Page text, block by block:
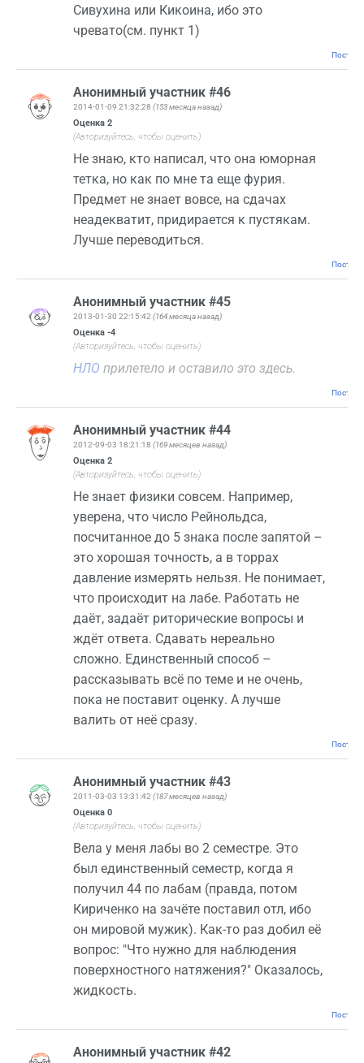
Сивухина или Кикоина, ибо это
чревато(см. пункт 1)
Анонимный участник #46
2014-01-09 21:32:28 (153 месяца назад)
Оценка 2
(Авторизуйтесь, чтобы оценить)
Не знаю, кто написал, что она юморная
тетка, но как по мне та еще фурия.
Предмет не знает вовсе, на сдачах
неадекватит, придирается к пустякам.
Лучше переводиться.
Анонимный участник #45
2013-01-30 22:15:42 (164 месяца назад)
Оценка -4
(Авторизуйтесь, чтобы оценить)
НЛО прилетело и оставило это здесь.
Анонимный участник #44
2012-09-03 18:21:18 (169 месяцев назад)
Оценка 2
(Авторизуйтесь, чтобы оценить)
Не знает физики совсем. Например,
уверена, что число Рейнольдса,
посчитанное до 5 знака после запятой –
это хорошая точность, а в торрах
давление измерять нельзя. Не понимает,
что происходит на лабе. Работать не
даёт, задаёт риторические вопросы и
ждёт ответа. Сдавать нереально
сложно. Единственный способ –
рассказывать всё по теме и не очень,
пока не поставит оценку. А лучше
валить от неё сразу.
Анонимный участник #43
2011-03-03 13:31:42 (187 месяцев назад)
Оценка 0
(Авторизуйтесь, чтобы оценить)
Вела у меня лабы во 2 семестре. Это
был единственный семестр, когда я
получил 44 по лабам (правда, потом
Кириченко на зачёте поставил отл, ибо
он мировой мужик). Как-то раз добил её
вопрос: "Что нужно для наблюдения
поверхностного натяжения?" Оказалось,
жидкость.
Анонимный участник #42